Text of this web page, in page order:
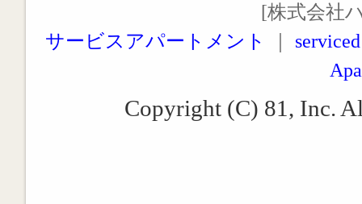
[株式会社
サービスアパートメント
Copyright (C) 81, Inc.